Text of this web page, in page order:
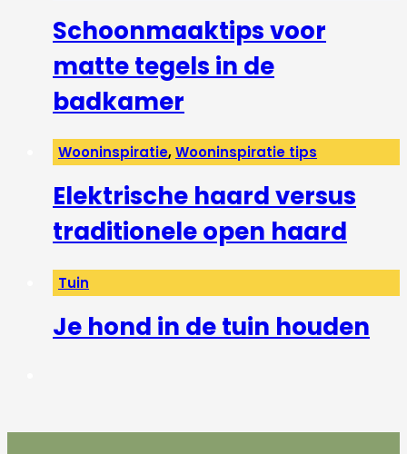
Schoonmaaktips voor
matte tegels in de
badkamer
Wooninspiratie,Wooninspiratie tips
Elektrische haard versus
traditionele open haard
Tuin
Je hond in de tuin houden